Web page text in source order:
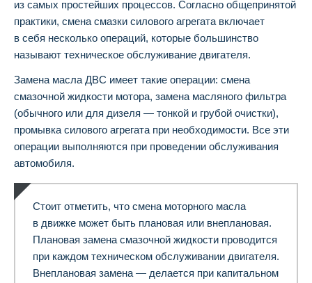
из самых простейших процессов. Согласно общепринятой
практики, смена смазки силового агрегата включает
в себя несколько операций, которые большинство
называют техническое обслуживание двигателя.
Замена масла ДВС имеет такие операции: смена
смазочной жидкости мотора, замена масляного фильтра
(обычного или для дизеля — тонкой и грубой очистки),
промывка силового агрегата при необходимости. Все эти
операции выполняются при проведении обслуживания
автомобиля.
Стоит отметить, что смена моторного масла
в движке может быть плановая или внеплановая.
Плановая замена смазочной жидкости проводится
при каждом техническом обслуживании двигателя.
Внеплановая замена — делается при капитальном